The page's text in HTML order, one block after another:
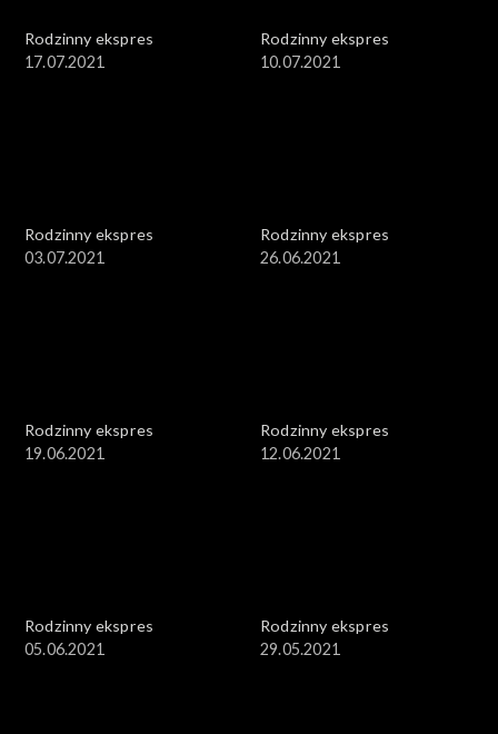
Rodzinny ekspres
17.07.2021
Rodzinny ekspres
10.07.2021
Rodzinny ekspres
03.07.2021
Rodzinny ekspres
26.06.2021
Rodzinny ekspres
19.06.2021
Rodzinny ekspres
12.06.2021
Rodzinny ekspres
05.06.2021
Rodzinny ekspres
29.05.2021